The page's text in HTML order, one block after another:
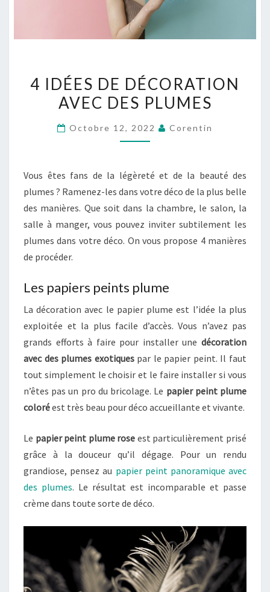
IDÉES
DE
AVEC
PLUMES
4 IDÉES DE DÉCORATION
AVEC DES PLUMES
Octobre 12, 2022 Corentin
Vous êtes fans de la légèreté et de la beauté des
plumes ? Ramenez-les dans votre déco de la plus belle
des manières. Que soit dans la chambre, le salon, la
salle à manger, vous pouvez inviter subtilement les
plumes dans votre déco. On vous propose 4 manières
de procéder.
Les papiers peints plume
La décoration avec le papier plume est l’idée la plus
exploitée et la plus facile d’accès. Vous n’avez pas
grands efforts à faire pour installer une décoration
avec des plumes exotiquespar le papier peint. Il faut
tout simplement le choisir et le faire installer si vous
n’êtes pas un pro du bricolage. Le papier peint plume
coloréest très beau pour déco accueillante et vivante.
Le papier peint plume rose est particulièrement prisé
grâce à la douceur qu’il dégage. Pour un rendu
grandiose, pensez au papier peint panoramique avec
des plumes. Le résultat est incomparable et passe
crème dans toute sorte de déco.